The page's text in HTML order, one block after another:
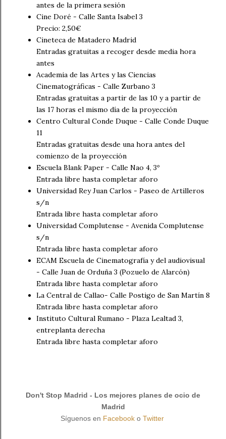
antes de la primera sesión
Cine Doré - Calle Santa Isabel 3
Precio: 2,50€
Cineteca de Matadero Madrid
Entradas gratuitas a recoger desde media hora
antes
Academia de las Artes y las Ciencias
Cinematográficas - Calle Zurbano 3
Entradas gratuitas a partir de las 10 y a partir de
las 17 horas el mismo día de la proyección
Centro Cultural Conde Duque - Calle Conde Duque
11
Entradas gratuitas desde una hora antes del
comienzo de la proyección
Escuela Blank Paper - Calle Nao 4, 3º
Entrada libre hasta completar aforo
Universidad Rey Juan Carlos - Paseo de Artilleros
s/n
Entrada libre hasta completar aforo
Universidad Complutense - Avenida Complutense
s/n
Entrada libre hasta completar aforo
ECAM Escuela de Cinematografía y del audiovisual
- Calle Juan de Orduña 3 (Pozuelo de Alarcón)
Entrada libre hasta completar aforo
La Central de Callao- Calle Postigo de San Martín 8
Entrada libre hasta completar aforo
Instituto Cultural Rumano - Plaza Lealtad 3,
entreplanta derecha
Entrada libre hasta completar aforo
Don't Stop Madrid - Los mejores planes de ocio de
Madrid
Síguenos en Facebooko Twitter